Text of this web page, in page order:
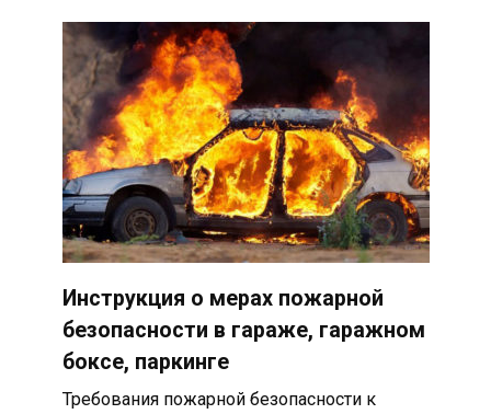
Инструкция о мерах пожарной
безопасности в гараже, гаражном
боксе, паркинге
Требования пожарной безопасности к